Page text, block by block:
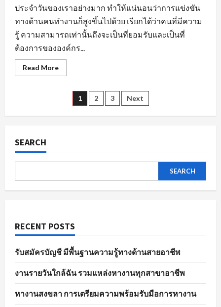
ประจำวันของเราอย่างมาก ทำให้แน่นอนว่าการแข่งขัน
ทางด้านคนทำงานก็สูงขึ้นไปด้วย เรียกได้ว่าคนที่มีความ
รู้ ความสามารถเท่านั้นถึงจะเป็นที่ยอมรับและเป็นที่
ต้องการขององค์กร...
Read MoreRead
more
ตัวอย่าง
พร้อม
ทุก
Posts
pagination
1 2 3 Next
SEARCH
SEARCH
RECENT POSTS
รับสมัครบัญชี มีพื้นฐานความรู้ทางด้านสายอาชีพ
งานรายวันใกล้ฉัน รวมแหล่งหางานทุกสาขาอาชีพ
หางานสงขลา การเตรียมความพร้อมรับมือการหางาน